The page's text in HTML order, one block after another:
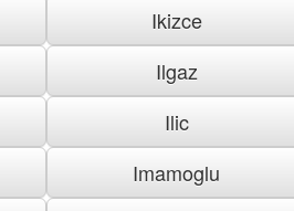
Ikizce
Ilgaz
Ilic
Imamoglu